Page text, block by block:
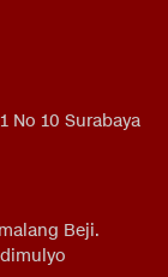
No 10 Surabaya
Beji.